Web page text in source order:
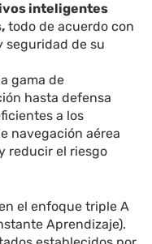
inteligentes
todo de acuerdo con
seguridad de su
gama de
hasta defensa
a los
navegación aérea
reducir el riesgo
el enfoque triple A
Aprendizaje).